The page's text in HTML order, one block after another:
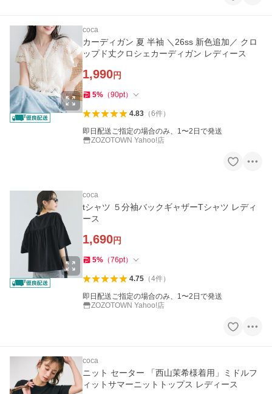
coca
カーディガン 夏 半袖 ＼26ss 新色追加／ クロ
ップド丈クロシェカーディガン レディース
1,990円
5% （90pt）
4.83（6件）
即日配送ご指定の場合のみ、1〜2日で発送
ZOZOTOWN Yahoo!店
coca
tシャツ ５分袖バックギャザーTシャツ レディ
ース
1,690円
5% （76pt）
4.75（4件）
即日配送ご指定の場合のみ、1〜2日で発送
ZOZOTOWN Yahoo!店
coca
ニット セーター 「西山茉希様着用」ミドルフ
ィットサマーニットトップス レディース